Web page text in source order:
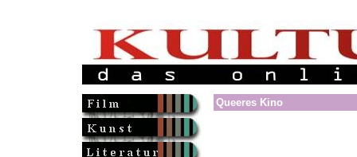
Queeres Kino